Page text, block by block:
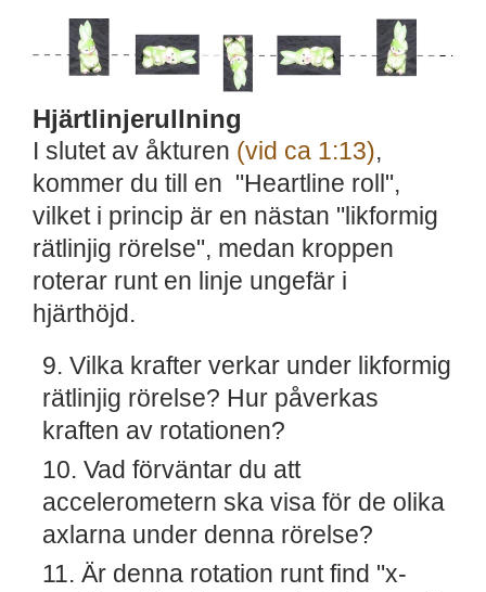
Hjärtlinjerullning
I slutet av åkturen (vid ca 1:13),
kommer du till en "Heartline roll",
vilket i princip är en nästan "likformig
rätlinjig rörelse", medan kroppen
roterar runt en linje ungefär i
hjärthöjd.
Vilka krafter verkar under likformig
rätlinjig rörelse? Hur påverkas
kraften av rotationen?
Vad förväntar du att
accelerometern ska visa för de olika
axlarna under denna rörelse?
Är denna rotation runt find "x-